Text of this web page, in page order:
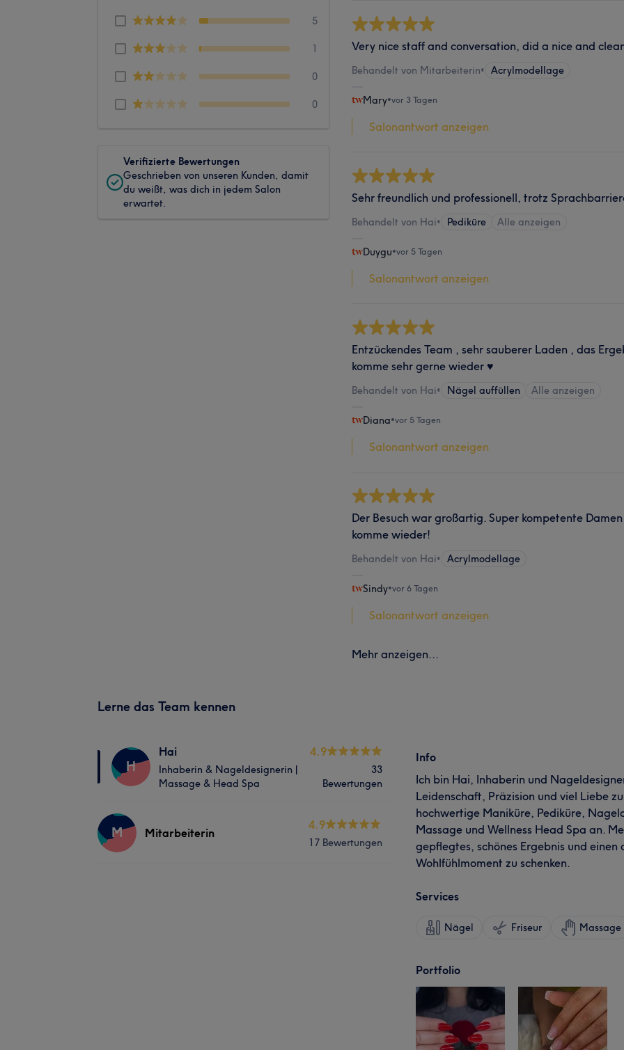
5
1
0
0
Verifizierte Bewertungen
Geschrieben von unseren Kunden, damit
du weißt, was dich in jedem Salon
erwartet.
Very nice staff and conversation, did a nice and
Behandelt von Mitarbeiterin• Acrylmodellage
Mary•vor 3 Tagen
Salonantwort anzeigen
Sehr freundlich und professionell, trotz
Behandelt von Hai• Pediküre Alle anzeigen
Duygu•vor 5 Tagen
Salonantwort anzeigen
Entzückendes Team , sehr sauberer Laden , das
komme sehr gerne wieder ♥️
Behandelt von Hai• Nägel auffüllen Alle anzeigen
Diana•vor 5 Tagen
Salonantwort anzeigen
Der Besuch war großartig. Super kompetente
komme wieder!
Behandelt von Hai• Acrylmodellage
Sindy•vor 6 Tagen
Salonantwort anzeigen
Mehr anzeigen...
Lerne das Team kennen
H
Hai
Inhaberin & Nageldesignerin |
Massage & Head Spa
4.9
33
Bewertungen
M Mitarbeiterin
4.9
17 Bewertungen
Info
Ich bin Hai, Inhaberin und
Leidenschaft, Präzision und viel Liebe
hochwertige Maniküre, Pediküre,
Massage und Wellness Head Spa an.
gepflegtes, schönes Ergebnis und einen
Wohlfühlmoment zu schenken.
Services
Nägel Friseur Massage
Portfolio